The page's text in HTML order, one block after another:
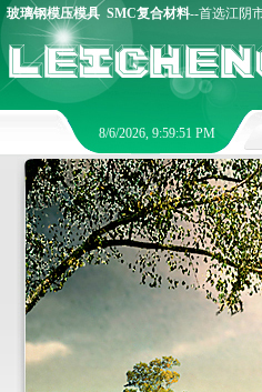
玻璃钢模压模具 SMC复合材料--首选江阴
8/6/2026, 9:59:51 PM